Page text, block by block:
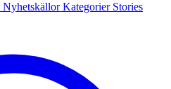
NyhetskällorKategorier Stories